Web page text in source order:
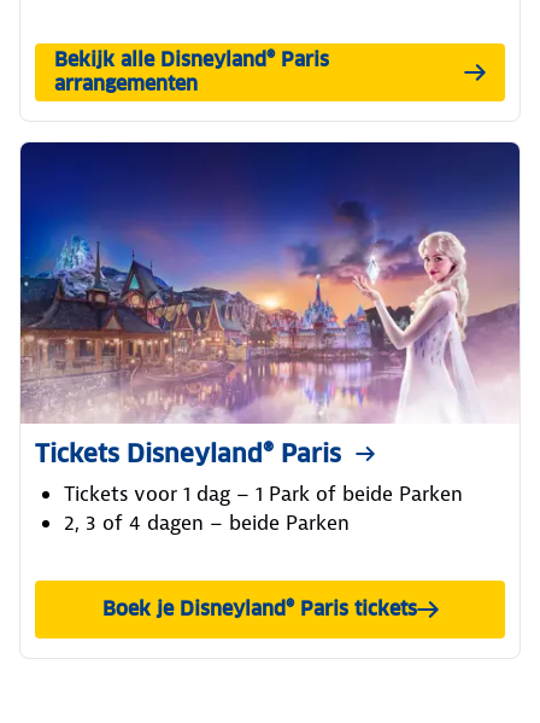
Bekijk alle Disneyland® Paris
arrangementen
Tickets Disneyland® Paris
Tickets voor 1 dag – 1 Park of beide Parken
2, 3 of 4 dagen – beide Parken
Boek je Disneyland® Paris tickets